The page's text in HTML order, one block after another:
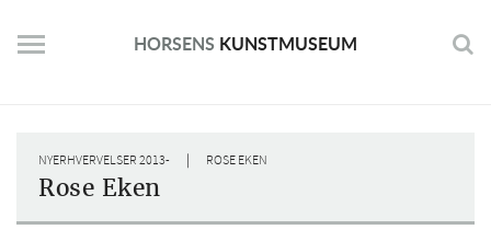
content
HORSENS KUNSTMUSEUM
NYERHVERVELSER 2013- | ROSE EKEN
Rose Eken